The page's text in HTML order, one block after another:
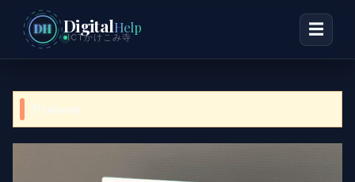
DH DigitalHelp
ICTかけこみ寺 ☰
P516109